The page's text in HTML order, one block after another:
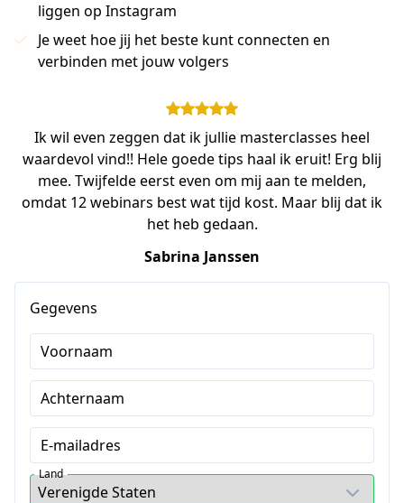
liggen op Instagram
Je weet hoe jij het beste kunt connecten en
verbinden met jouw volgers
Ik wil even zeggen dat ik jullie masterclasses heel
waardevol vind!! Hele goede tips haal ik eruit! Erg blij
mee. Twijfelde eerst even om mij aan te melden,
omdat 12 webinars best wat tijd kost. Maar blij dat ik
het heb gedaan.
Sabrina Janssen
Gegevens
Voornaam
Achternaam
E-mailadres
Land